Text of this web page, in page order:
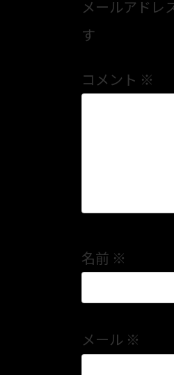
メールアドレ
す
コメント ※
名前 ※
メール ※